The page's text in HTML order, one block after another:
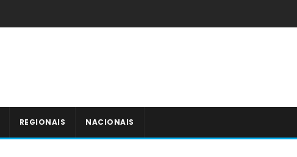
REGIONAIS NACIONAIS